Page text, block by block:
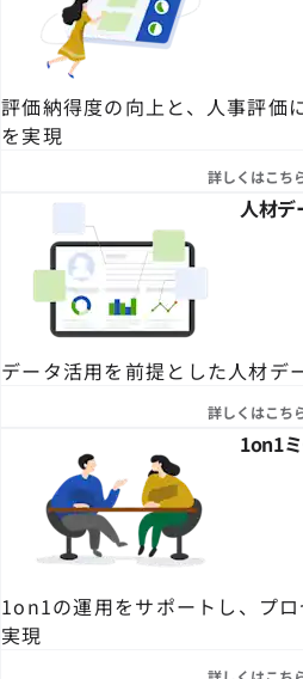
評価納得度の向上と、人事評価
を実現
詳しくはこち
人材デ
データ活用を前提とした人材デ
詳しくはこち
1on1
1on1の運用をサポートし、プ
実現